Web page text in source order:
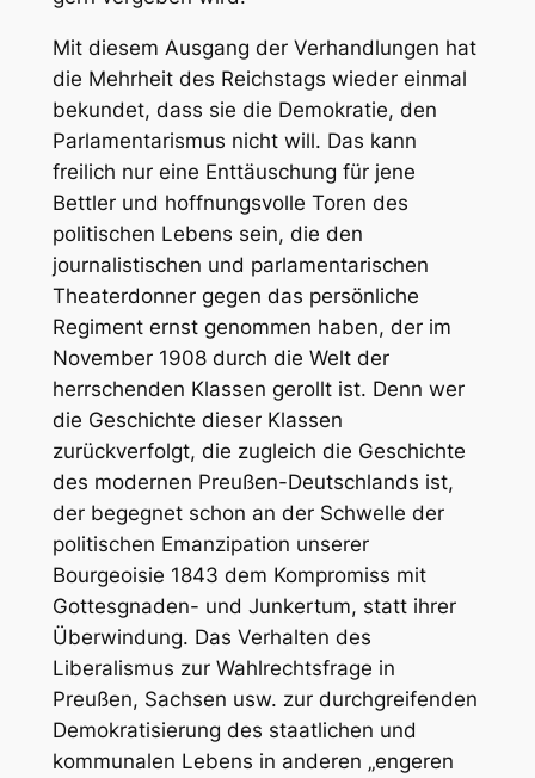
Mit diesem Ausgang der Verhandlungen hat
die Mehrheit des Reichstags wieder einmal
bekundet, dass sie die Demokratie, den
Parlamentarismus nicht will. Das kann
freilich nur eine Enttäuschung für jene
Bettler und hoffnungsvolle Toren des
politischen Lebens sein, die den
journalistischen und parlamentarischen
Theaterdonner gegen das persönliche
Regiment ernst genommen haben, der im
November 1908 durch die Welt der
herrschenden Klassen gerollt ist. Denn wer
die Geschichte dieser Klassen
zurückverfolgt, die zugleich die Geschichte
des modernen Preußen-Deutschlands ist,
der begegnet schon an der Schwelle der
politischen Emanzipation unserer
Bourgeoisie 1843 dem Kompromiss mit
Gottesgnaden- und Junkertum, statt ihrer
Überwindung. Das Verhalten des
Liberalismus zur Wahlrechtsfrage in
Preußen, Sachsen usw. zur durchgreifenden
Demokratisierung des staatlichen und
kommunalen Lebens in anderen „engeren